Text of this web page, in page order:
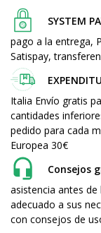
SYSTEM
pago a la entrega,
Satispay,
Italia Envío gratis
cantidades
pedido para cada
Europea 30€
Consejos
asistencia antes
adecuado a sus
con consejos de